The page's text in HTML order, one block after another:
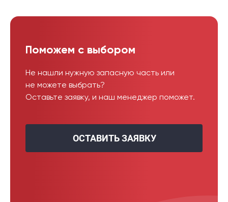
Поможем с выбором
Не нашли нужную запасную часть или
не можете выбрать?
Оставьте заявку, и наш менеджер поможет.
ОСТАВИТЬ ЗАЯВКУ